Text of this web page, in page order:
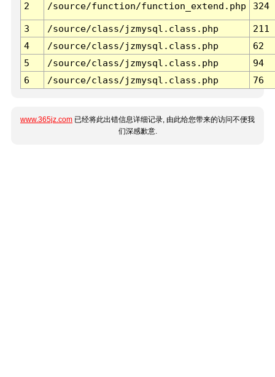
2 /source/function/function_extend.php 324
3 /source/class/jzmysql.class.php
211
4
/source/class/jzmysql.class.php
62
5
/source/class/jzmysql.class.php
94
6
/source/class/jzmysql.class.php 76
www.365jz.com 已经将此出错信息详细记录, 由此给您带来的访问不便我
们深感歉意.